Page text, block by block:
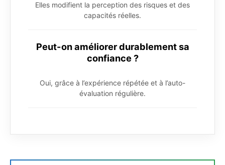
Elles modifient la perception des risques et des
capacités réelles.
Peut-on améliorer durablement sa
confiance ?
Oui, grâce à l’expérience répétée et à l’auto-
évaluation régulière.